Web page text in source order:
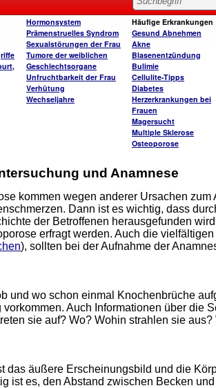
Hormonsystem
Prämenstruelles Syndrom
Sexualstörungen der Frau
Tumore der weiblichen
Geschlechtsorgane
Unfruchtbarkeit der Frau
Verhütung
Wechseljahre
Häufige Erkrankungen
Gesund Abnehmen
Akne
Blasenentzündung
Bulimie
Cellulite-Tipps
Diabetes
Herzerkrankungen bei
Frauen
Magersucht
Multiple Sklerose
Osteoporose
und Anamnese
kommen wegen anderer Ursachen zum
Dann ist es wichtig, dass
der Betroffenen herausgefunden
erfragt werden. Auch die
), sollten bei der Aufnahme der
und wo schon einmal Knochenbrüche
Auch Informationen über die
sie auf? Wo? Wohin strahlen sie
das äußere Erscheinungsbild und die
ist es, den Abstand zwischen Becken